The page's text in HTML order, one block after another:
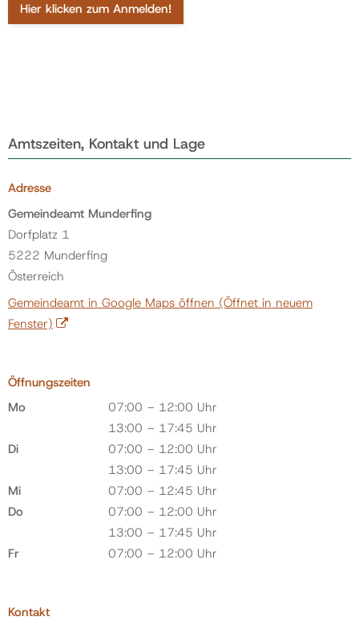
Hier klicken zum Anmelden!
Amtszeiten, Kontakt und Lage
Adresse
Gemeindeamt Munderfing
Dorfplatz 1
5222 Munderfing
Österreich
Gemeindeamt in Google Maps öffnen (Öffnet in neuem
Fenster)
Öffnungszeiten
Mo
07:00 – 12:00 Uhr
13:00 – 17:45 Uhr
Di
07:00 – 12:00 Uhr
13:00 – 17:45 Uhr
Mi
07:00 – 12:45 Uhr
Do
07:00 – 12:00 Uhr
13:00 – 17:45 Uhr
Fr
07:00 – 12:00 Uhr
Kontakt